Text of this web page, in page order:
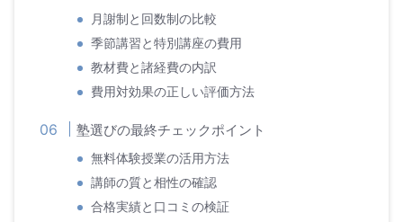
月謝制と回数制の比較
季節講習と特別講座の費用
教材費と諸経費の内訳
費用対効果の正しい評価方法
塾選びの最終チェックポイント
無料体験授業の活用方法
講師の質と相性の確認
合格実績と口コミの検証